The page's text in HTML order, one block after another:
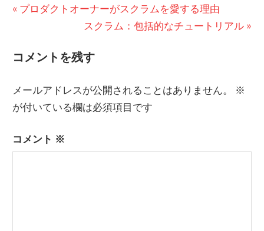
投
ナ
ゲ
シ
前
稿:
プロダクトオーナーがスクラムを愛する理由
次
投
スクラム：包括的なチュートリアル
コメントを残す
メールアドレスが公開されることはありません。
※
が付いている欄は必須項目です
コメント ※